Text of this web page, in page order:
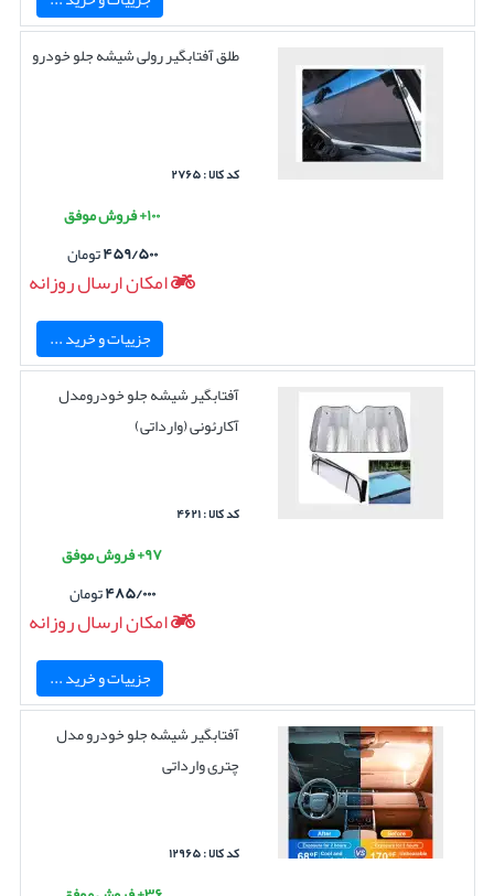
طلق آفتابگیر رولی شیشه جلو خودرو
کد کالا : ۲۷۶۵
۱۰۰+ فروش موفق
۴۵۹/۵۰۰تومان
امکان ارسال روزانه
جزییات و خرید ...
آفتابگیر شیشه جلو خودرومدل
آکارئونی (وارداتی)
کد کالا : ۴۶۲۱
۹۷+ فروش موفق
۴۸۵/۰۰۰تومان
امکان ارسال روزانه
جزییات و خرید ...
آفتابگیر شیشه جلو خودرو مدل
چتری وارداتی
کد کالا : ۱۲۹۶۵